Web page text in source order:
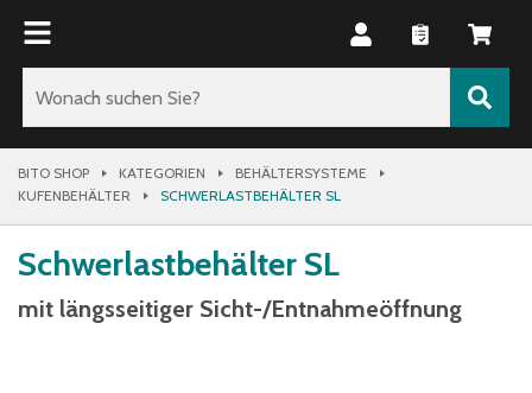
BITO SHOP KATEGORIEN
BEHÄLTERSYSTEME
KUFENBEHÄLTER
SCHWERLASTBEHÄLTER SL
Schwerlastbehälter SL
mit längsseitiger Sicht-/Entnahmeöffnung